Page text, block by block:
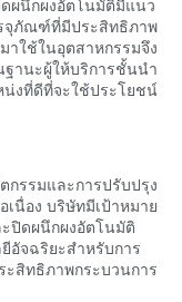
ผนึกผงอัตโนมัติมีแนว
จุภัณฑ์ที่มีประสิทธิภาพ
ใช้ในอุตสาหกรรมจึง
านะผู้ให้บริการชั้นนำ
ที่ดีที่จะใช้ประโยชน์
รรมและการปรับปรุง
นื่อง บริษัทมีเป้าหมาย
ปิดผนึกผงอัตโนมัติ
อัจฉริยะสำหรับการ
สิทธิภาพกระบวนการ